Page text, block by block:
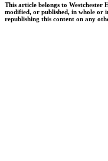
This article belongs to Westchester
modified, or published, in whole
republishing this content on any